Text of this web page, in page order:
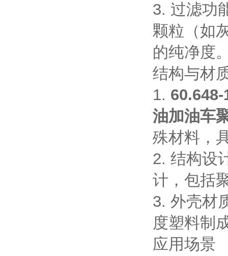
3. 过滤功
颗粒（如
的纯净度
结构与材
1.
油加油车
殊材料，
2. 结构设
计，包括
3. 外壳材
度塑料制
应用场景